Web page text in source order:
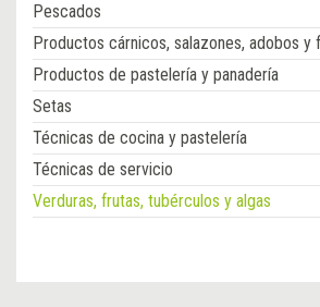
Pescados
Productos cárnicos, salazones, adobos y
Productos de pastelería y panadería
Setas
Técnicas de cocina y pastelería
Técnicas de servicio
Verduras, frutas, tubérculos y algas